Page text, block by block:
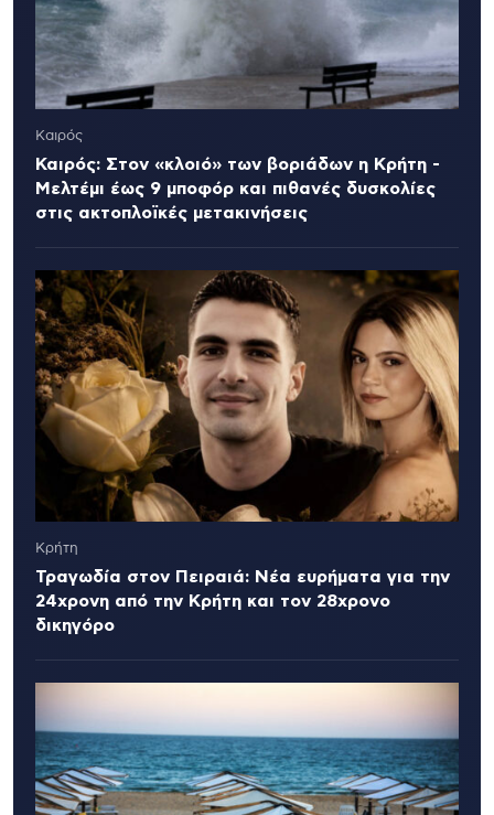
Καιρός
Καιρός: Στον «κλοιό» των βοριάδων η Κρήτη -
Μελτέμι έως 9 μποφόρ και πιθανές δυσκολίες
στις ακτοπλοϊκές μετακινήσεις
Κρήτη
Τραγωδία στον Πειραιά: Νέα ευρήματα για την
24χρονη από την Κρήτη και τον 28χρονο
δικηγόρο